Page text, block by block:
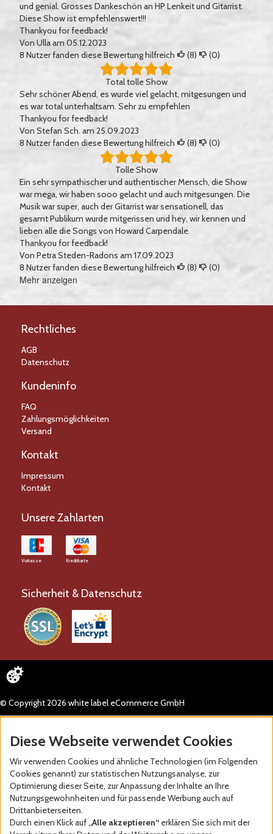
und genial. Grosses Dankeschön an HP Lenkeit und Gitarrist.
Diese Show ist empfehlenswert!!!
Thankyou for feedback!
Von Ullaam 05.12.2023
8 Nutzer fanden diese Bewertung hilfreich (8) (0)
Total tolle Show
Sehr schöner Abend, es wurde viel gelacht, mitgesungen und
es war total unterhaltsam. Sehr zu empfehlen
Thankyou for feedback!
Von Stefan Sch. am 25.09.2023
8 Nutzer fanden diese Bewertung hilfreich (8) (0)
Tolle Show
Ein sehr sympathischer und authentischer Mensch, die Show
war mega, wir haben sooo gelacht und auch mitgesungen. Die
Musik war super, auch der Gitarrist war sensationell, das
gesamt Publikum wurde mitgerissen und hey, wir kennen und
lieben alle die Songs von Howard Carpendale.
Thankyou for feedback!
Von Petra Steden-Radons am 17.09.2023
8 Nutzer fanden diese Bewertung hilfreich (8) (0)
Mehr anzeigen
Rechtliches
AGB
Datenschutz
Kundeninfo
FAQ
Zahlungsmöglichkeiten
Versand
Kontakt
Impressum
Kontakt
Unsere Zahlarten
Vorkasse Kreditkarte
Sicherheit & Datenschutz
© Copyright 2026 white label eCommerce GmbH
Diese Webseite verwendet Cookies
Wir verwenden Cookies und ähnliche Technologien (im Folgenden
Cookies genannt) zur statistischen Nutzungsanalyse, zur
Optimierung dieser Seite, zur Anpassung der Inhalte an Ihre
Nutzungsgewohnheiten und für passende Werbung auch auf
Drittanbieterseiten.
Durch einen Klick auf „Alle akzeptieren“ erklären Sie sich mit der